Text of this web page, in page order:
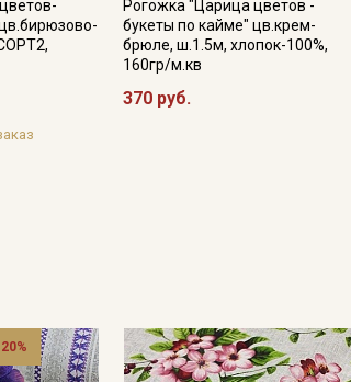
Рогожка "Царица цветов -
букеты по кайме" цв.крем-
брюле, ш.1.5м, хлопок-100%,
160гр/м.кв
370 руб.